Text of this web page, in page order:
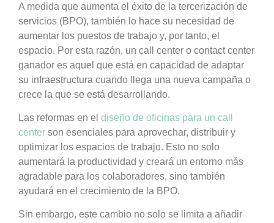
A medida que aumenta el éxito de la tercerización de
servicios (BPO), también lo hace su necesidad de
aumentar los puestos de trabajo y, por tanto, el
espacio. Por esta razón, un call center o contact center
ganador es aquel que está en capacidad de adaptar
su infraestructura cuando llega una nueva campaña o
crece la que se está desarrollando.
Las reformas en el diseño de oficinas para un call
center son esenciales para aprovechar, distribuir y
optimizar los espacios de trabajo. Esto no solo
aumentará la productividad y creará un entorno más
agradable para los colaboradores, sino también
ayudará en el crecimiento de la BPO.
Sin embargo, este cambio no solo se limita a añadir